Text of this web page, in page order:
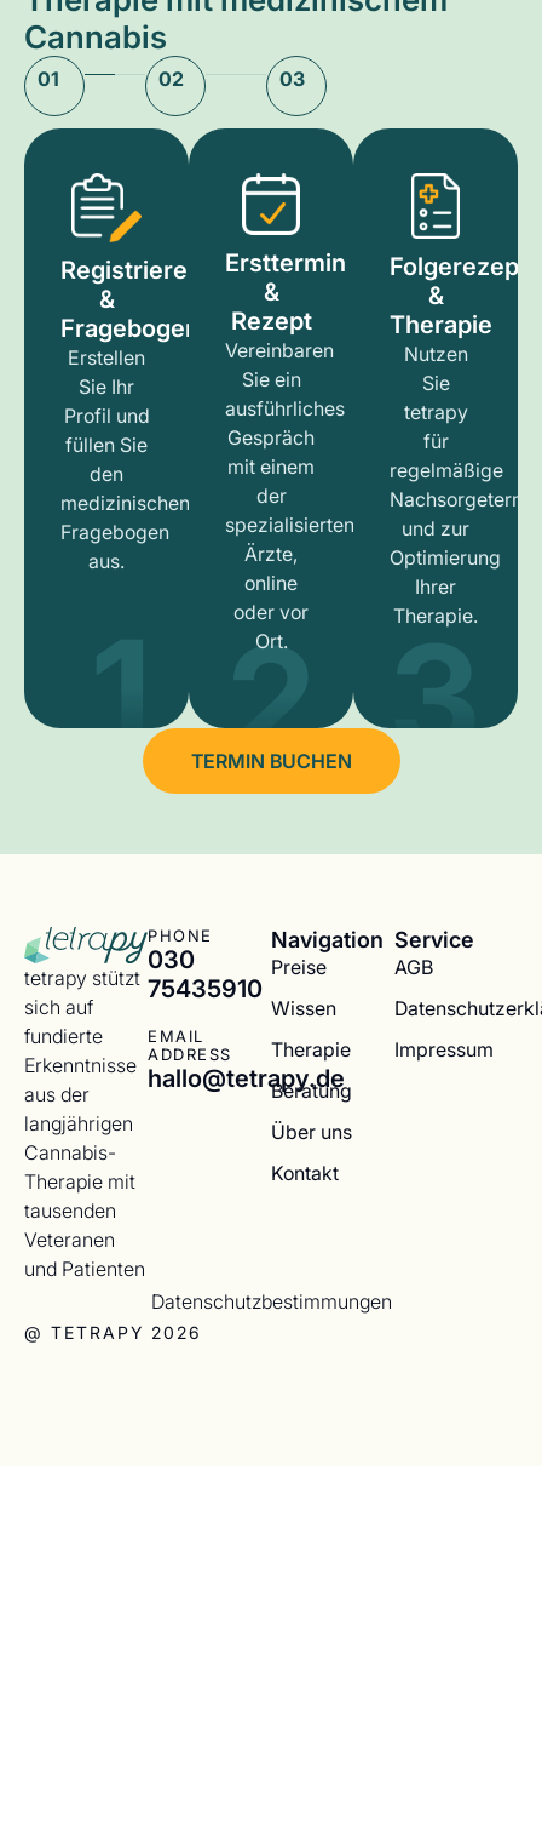
Cannabis
01 02 03
Registrieren
&
Fragebogen
Erstellen
Sie Ihr
Profil und
füllen Sie
den
medizinischen
Fragebogen
aus.
1
Ersttermin
&
Rezept
Vereinbaren
Sie ein
ausführliches
Gespräch
mit einem
der
spezialisierten
Ärzte,
online
oder vor
Ort.
2
Folgerezept
&
Therapie
Nutzen
Sie
tetrapy
für
regelmäßige
und zur
Optimierung
Ihrer
Therapie.
3
TERMIN BUCHEN
tetrapy stützt
sich auf
fundierte
Erkenntnisse
aus der
langjährigen
Cannabis-
Therapie mit
tausenden
Veteranen
und Patienten
PHONE
030
75435910
EMAIL
ADDRESS
hallo@tetrapy.de
Navigation
Preise
Wissen
Therapie
Beratung
Über uns
Kontakt
Service
AGB
Impressum
@ TETRAPY 2026
Datenschutzbestimmungen